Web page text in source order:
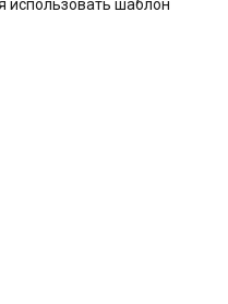
использовать шаблон